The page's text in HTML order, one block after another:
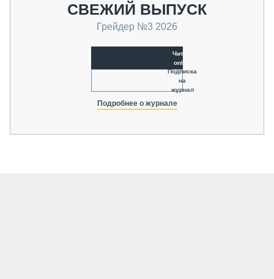
СВЕЖИЙ ВЫПУСК
Грейдер №3 2026
Читать
online
Подписка
на
журнал
Подробнее о журнале